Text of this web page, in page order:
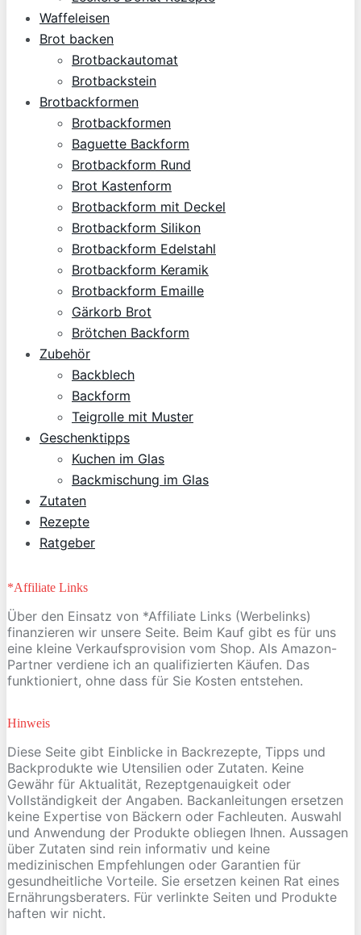
Waffeleisen
Brot backen
Brotbackautomat
Brotbackstein
Brotbackformen
Brotbackformen
Baguette Backform
Brotbackform Rund
Brot Kastenform
Brotbackform mit Deckel
Brotbackform Silikon
Brotbackform Edelstahl
Brotbackform Keramik
Brotbackform Emaille
Gärkorb Brot
Brötchen Backform
Zubehör
Backblech
Backform
Teigrolle mit Muster
Geschenktipps
Kuchen im Glas
Backmischung im Glas
Zutaten
Rezepte
Ratgeber
*Affiliate Links
Über den Einsatz von *Affiliate Links (Werbelinks)
finanzieren wir unsere Seite. Beim Kauf gibt es für uns
eine kleine Verkaufsprovision vom Shop. Als Amazon-
Partner verdiene ich an qualifizierten Käufen. Das
funktioniert, ohne dass für Sie Kosten entstehen.
Hinweis
Diese Seite gibt Einblicke in Backrezepte, Tipps und
Backprodukte wie Utensilien oder Zutaten. Keine
Gewähr für Aktualität, Rezeptgenauigkeit oder
Vollständigkeit der Angaben. Backanleitungen ersetzen
keine Expertise von Bäckern oder Fachleuten. Auswahl
und Anwendung der Produkte obliegen Ihnen. Aussagen
über Zutaten sind rein informativ und keine
medizinischen Empfehlungen oder Garantien für
gesundheitliche Vorteile. Sie ersetzen keinen Rat eines
Ernährungsberaters. Für verlinkte Seiten und Produkte
haften wir nicht.